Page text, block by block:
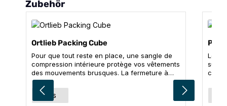
Ignorer la galerie de produits
Zubehör
Ortlieb Packing Cube
Pour que tout reste en place, une sangle de
compression intérieure protège vos vêtements
des mouvements brusques. La fermeture à
glissière bidirectionnelle, qui permet d'ouvrir
complètement trois côtés de la sacoche en
polyester léger, facilite le remplissage. Bien
Sélectionnez
Couleur
gris
Les
peu